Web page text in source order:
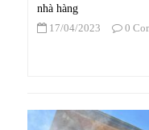
nhà hàng
17/04/2023
0